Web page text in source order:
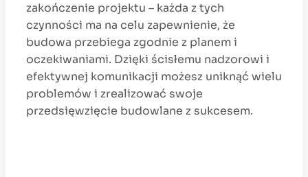
zakończenie projektu – każda z tych
czynności ma na celu zapewnienie, że
budowa przebiega zgodnie z planem i
oczekiwaniami. Dzięki ścisłemu nadzorowi i
efektywnej komunikacji możesz uniknąć wielu
problemów i zrealizować swoje
przedsięwzięcie budowlane z sukcesem.